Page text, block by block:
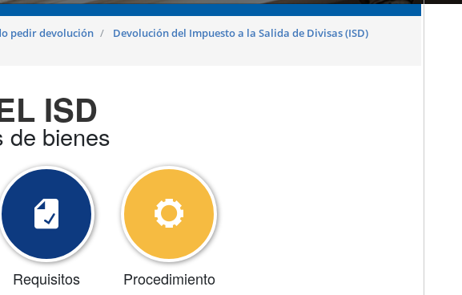
pedir devolución
Devolución del Impuesto a la Salida de Divisas (ISD)
ISD
de bienes
Requisitos Procedimiento